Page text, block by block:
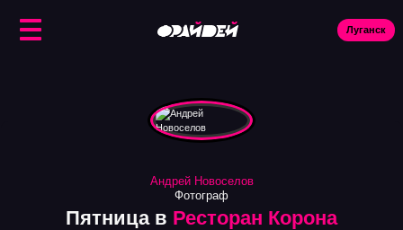
Луганск
Пятница в Ресторан Корона
Андрей Новоселов
Фотограф